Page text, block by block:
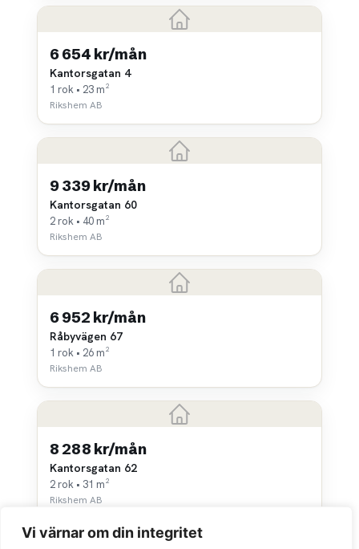
Vi värnar om din integritet
6 654 kr/mån
Kantorsgatan 4
1 rok • 23 m²
Rikshem AB
9 339 kr/mån
Kantorsgatan 60
2 rok • 40 m²
Rikshem AB
6 952 kr/mån
Råbyvägen 67
1 rok • 26 m²
Rikshem AB
8 288 kr/mån
Kantorsgatan 62
2 rok • 31 m²
Rikshem AB